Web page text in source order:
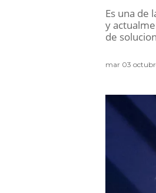
Es una de
y
de
mar 03